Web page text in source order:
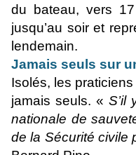
du bateau, vers
jusqu’au soir et
lendemain.
Jamais seuls sur
Isolés, les
jamais seuls. « S’il
nationale de
de la Sécurité civile